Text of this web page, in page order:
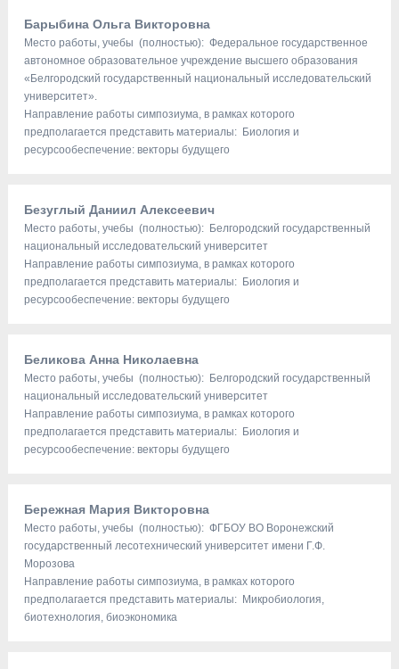
Барыбина Ольга Викторовна
Место работы, учебы (полностью): Федеральное государственное
автономное образовательное учреждение высшего образования
«Белгородский государственный национальный исследовательский
университет».
Направление работы симпозиума, в рамках которого
предполагается представить материалы: Биология и
ресурсообеспечение: векторы будущего
Безуглый Даниил Алексеевич
Место работы, учебы (полностью): Белгородский государственный
национальный исследовательский университет
Направление работы симпозиума, в рамках которого
предполагается представить материалы: Биология и
ресурсообеспечение: векторы будущего
Беликова Анна Николаевна
Место работы, учебы (полностью): Белгородский государственный
национальный исследовательский университет
Направление работы симпозиума, в рамках которого
предполагается представить материалы: Биология и
ресурсообеспечение: векторы будущего
Бережная Мария Викторовна
Место работы, учебы (полностью): ФГБОУ ВО Воронежский
государственный лесотехнический университет имени Г.Ф.
Морозова
Направление работы симпозиума, в рамках которого
предполагается представить материалы: Микробиология,
биотехнология, биоэкономика